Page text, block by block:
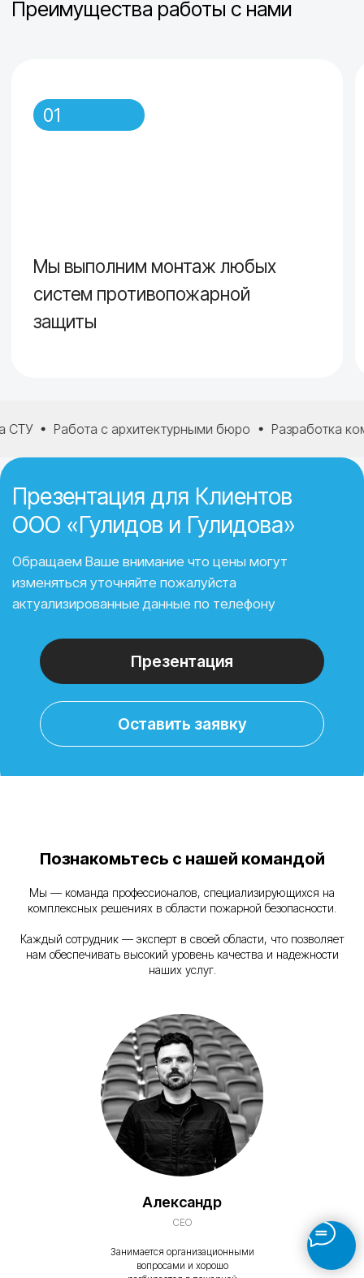
Работа с архитектурными бюро Разработка
Познакомьтесь с нашей командой
Мы — команда профессионалов, специализирующихся на
комплексных решениях в области пожарной безопасности.
Каждый сотрудник — эксперт в своей области, что позволяет
нам обеспечивать высокий уровень качества и надежности
наших услуг.
Александр
CEO
Занимается организационными
вопросами и хорошо